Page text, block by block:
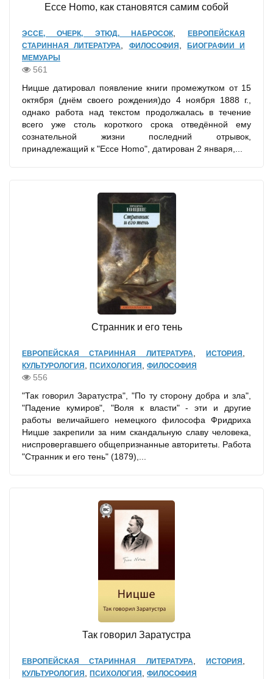
Ecce Homo, как становятся самим собой
ЭССЕ, ОЧЕРК, ЭТЮД, НАБРОСОК,
ЕВРОПЕЙСКАЯ
СТАРИННАЯ ЛИТЕРАТУРА
ФИЛОСОФИЯ
БИОГРАФИИ И
МЕМУАРЫ
561
Ницше датировал появление книги промежутком от 15
октября (днём своего рождения)до 4 ноября 1888 г.,
однако работа над текстом продолжалась в течение
всего уже столь короткого срока отведённой ему
сознательной жизни последний отрывок,
принадлежащий к "Ecce Homo", датирован 2 января,...
Странник и его тень
ЕВРОПЕЙСКАЯ СТАРИННАЯ ЛИТЕРАТУРА ,ИСТОРИЯ
КУЛЬТУРОЛОГИЯ ПСИХОЛОГИЯ ФИЛОСОФИЯ
556
"Так говорил Заратустра", "По ту сторону добра и зла",
"Падение кумиров", "Воля к власти" - эти и другие
работы величайшего немецкого философа Фридриха
Ницше закрепили за ним скандальную славу человека,
ниспровергавшего общепризнанные авторитеты. Работа
"Странник и его тень" (1879),...
Так говорил Заратустра
ЕВРОПЕЙСКАЯ СТАРИННАЯ ЛИТЕРАТУРА ,ИСТОРИЯ
КУЛЬТУРОЛОГИЯ ПСИХОЛОГИЯ ФИЛОСОФИЯ